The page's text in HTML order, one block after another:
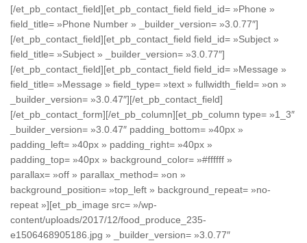
[/et_pb_contact_field][et_pb_contact_field field_id= »Phone »
field_title= »Phone Number » _builder_version= »3.0.77″]
[/et_pb_contact_field][et_pb_contact_field field_id= »Subject »
field_title= »Subject » _builder_version= »3.0.77″]
[/et_pb_contact_field][et_pb_contact_field field_id= »Message »
field_title= »Message » field_type= »text » fullwidth_field= »on »
_builder_version= »3.0.47″][/et_pb_contact_field]
[/et_pb_contact_form][/et_pb_column][et_pb_column type= »1_3″
_builder_version= »3.0.47″ padding_bottom= »40px »
padding_left= »40px » padding_right= »40px »
padding_top= »40px » background_color= »#ffffff »
parallax= »off » parallax_method= »on »
background_position= »top_left » background_repeat= »no-
repeat »][et_pb_image src= »/wp-
content/uploads/2017/12/food_produce_235-
e1506468905186.jpg » _builder_version= »3.0.77″